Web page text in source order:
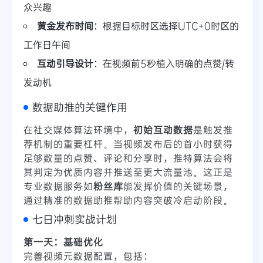
众兴趣
黄金发布时间：根据目标时区选择UTC+0时区的
工作日午间
互动引导设计：在视频前5秒植入明确的点赞/转
发动机
数据助推的关键作用
在社交媒体算法环境中， 初始互动数据是触发推
荐机制的重要杠杆。当视频发布后的首小时获得
足够数量的点赞、评论和分享时，推特算法会将
其判定为优质内容并推送至更大流量池。这正是
专业数据服务如粉丝库能发挥价值的关键场景，
通过精准的数据助推帮助内容突破冷启动阶段。
七日冲刺实战计划
第一天：基础优化
完善视频元数据配置，包括：